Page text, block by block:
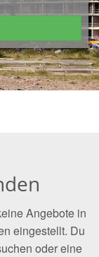
Angebote in
eingestellt. Du
oder eine